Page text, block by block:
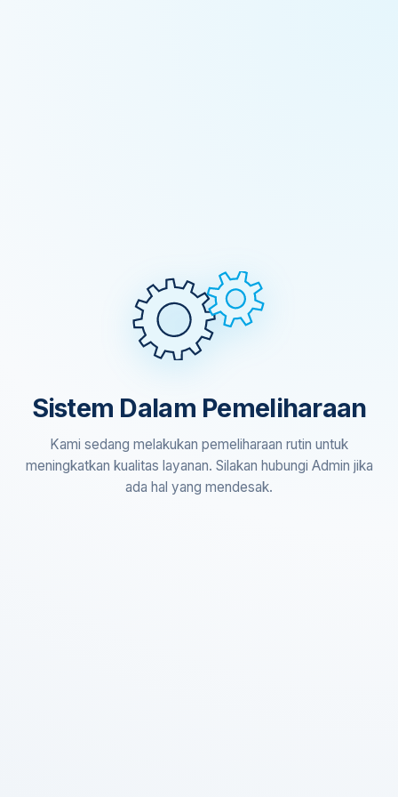
Sistem Dalam Pemeliharaan
Kami sedang melakukan pemeliharaan rutin untuk
meningkatkan kualitas layanan. Silakan hubungi Admin jika
ada hal yang mendesak.